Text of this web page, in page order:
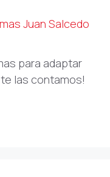
Juan Salcedo
para adaptar
las contamos!